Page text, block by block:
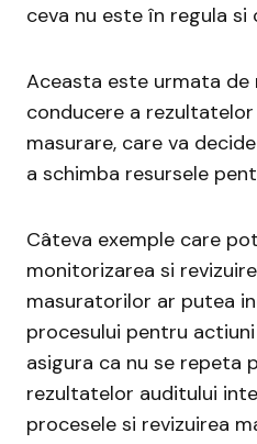
ceva nu este în regula
Aceasta este urmata de
conducere a
masurare, care va
a schimba resursele
Câteva exemple care
monitorizarea si
masuratorilor ar putea
procesului pentru
asigura ca nu se repeta
rezultatelor auditului
procesele si revizuirea